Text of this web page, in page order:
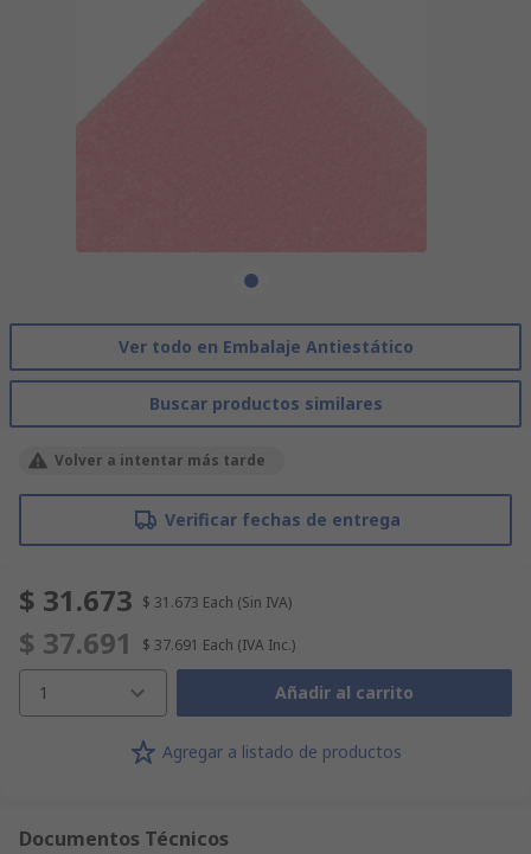
Ver todo en Embalaje Antiestático
Buscar productos similares
Volver a intentar más tarde
Verificar fechas de entrega
$ 31.673 $ 31.673 Each (Sin IVA)
$ 37.691 $ 37.691 Each (IVA Inc.)
1 Añadir al carrito
Agregar a listado de productos
Documentos Técnicos